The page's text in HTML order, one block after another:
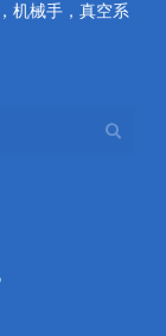
机械手，真空系